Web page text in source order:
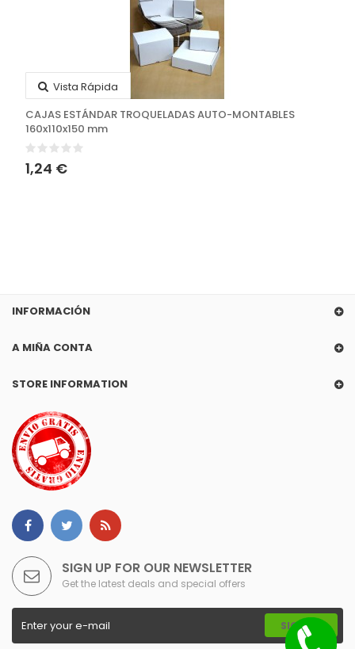
Vista Rápida
CAJAS ESTÁNDAR TROQUELADAS AUTO-MONTABLES
160x110x150 mm
1,24 €
INFORMACIÓN
A MIÑA CONTA
STORE INFORMATION
SIGN UP FOR OUR NEWSLETTER
Get the latest deals and special offers
SIGN UP